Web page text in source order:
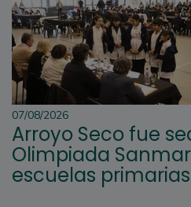
07/08/2026
Arroyo Seco fue
Olimpiada
escuelas primarias